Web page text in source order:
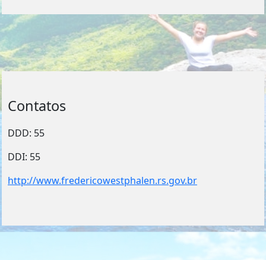
Contatos
DDD: 55
DDI: 55
http://www.fredericowestphalen.rs.gov.br